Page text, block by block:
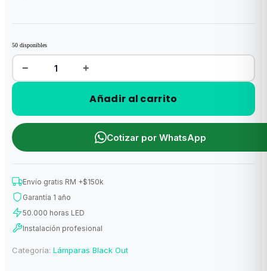
50 disponibles
Lampara
black
Out
cm
x
cm
(54W)
cantidad
− +
Añadir al carrito
Cotizar por WhatsApp
Envío gratis RM +$150k
Garantía 1 año
50.000 horas LED
Instalación profesional
Categoría: Lámparas Black Out